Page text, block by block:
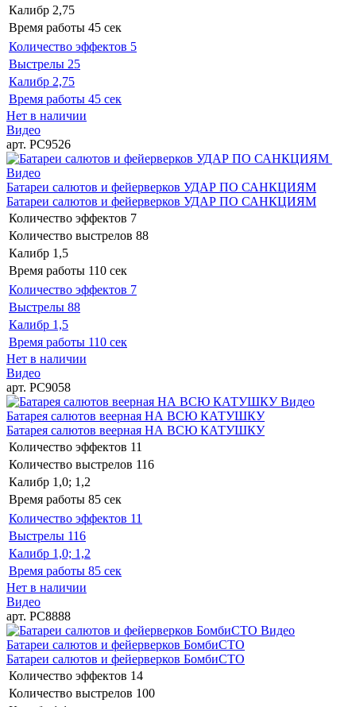
Калибр 2,75
Время работы 45 сек
Количество эффектов 5
Выстрелы 25
Калибр 2,75
Время работы 45 сек
Нет в наличии
Видео
арт. РС9526
Видео
Батареи салютов и фейерверков УДАР ПО САНКЦИЯМ
Батареи салютов и фейерверков УДАР ПО САНКЦИЯМ
Количество эффектов 7
Количество выстрелов 88
Калибр 1,5
Время работы 110 сек
Количество эффектов 7
Выстрелы 88
Калибр 1,5
Время работы 110 сек
Нет в наличии
Видео
арт. РС9058
Видео
Батарея салютов веерная НА ВСЮ КАТУШКУ
Батарея салютов веерная НА ВСЮ КАТУШКУ
Количество эффектов 11
Количество выстрелов 116
Калибр 1,0; 1,2
Время работы 85 сек
Количество эффектов 11
Выстрелы 116
Калибр 1,0; 1,2
Время работы 85 сек
Нет в наличии
Видео
арт. РС8888
Видео
Батареи салютов и фейерверков БомбиСТО
Батареи салютов и фейерверков БомбиСТО
Количество эффектов 14
Количество выстрелов 100